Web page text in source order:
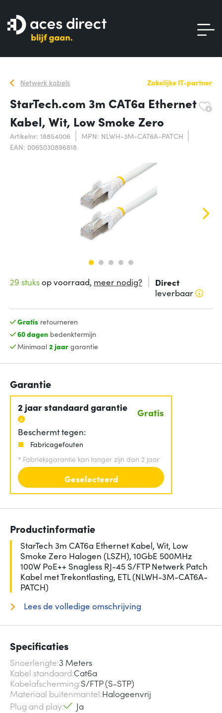
Netwerk kabels Zakelijke IT-partner
StarTech.com 3m CAT6a Ethernet
Kabel, Wit, Low Smoke Zero
Artikelnr: 18854006
MPN: NLWH-3M-CAT6A-PATCH
EAN: 0065030896818
29 stuksop voorraad, meer nodig? Direct
leverbaar
Gratis retourneren
60 dagenbedenktermijn
Minimaal 2 jaargarantie
Garantie
2 jaar standaard garantie Gratis
Beschermt tegen:
Fabricagefouten
* Fabrieksgarantie kan langer zijn dan 2 jaar
Geselecteerd
Productinformatie
StarTech 3m CAT6a Ethernet Kabel, Wit, Low
Smoke Zero Halogen (LSZH), 10GbE 500MHz
100W PoE++ Snagless RJ-45 S/FTP Netwerk Patch
Kabel met Trekontlasting, ETL (NLWH-3M-CAT6A-
PATCH)
Lees de volledige omschrijving
Specificaties
Snoerlengte 3 Meters
Kabel standaard Cat6a
Kabelafscherming S/FTP (S-STP)
Materiaal buitenmantel Halogeenvrij
Plug and play
Ja